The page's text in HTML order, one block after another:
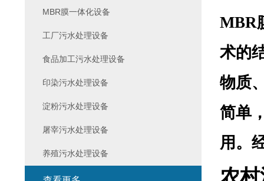
MBR
术的
物质
简单
用。
农
MBR膜一体化设备
工厂污水处理设备
食品加工污水处理设备
印染污水处理设备
淀粉污水处理设备
屠宰污水处理设备
养殖污水处理设备